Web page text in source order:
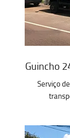
Guincho
Serviço